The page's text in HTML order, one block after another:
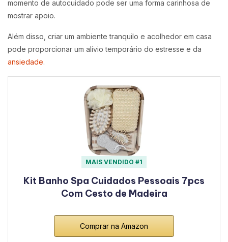
momento de autocuidado pode ser uma forma carinhosa de
mostrar apoio.
Além disso, criar um ambiente tranquilo e acolhedor em casa
pode proporcionar um alívio temporário do estresse e da
ansiedade.
MAIS VENDIDO #1
Kit Banho Spa Cuidados Pessoais 7pcs
Com Cesto de Madeira
Comprar na Amazon